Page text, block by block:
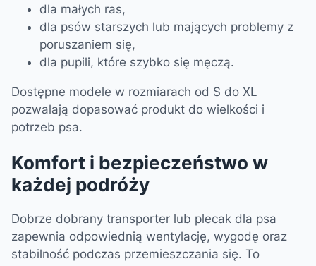
dla małych ras,
dla psów starszych lub mających problemy z
poruszaniem się,
dla pupili, które szybko się męczą.
Dostępne modele w rozmiarach od S do XL
pozwalają dopasować produkt do wielkości i
potrzeb psa.
Komfort i bezpieczeństwo w
każdej podróży
Dobrze dobrany transporter lub plecak dla psa
zapewnia odpowiednią wentylację, wygodę oraz
stabilność podczas przemieszczania się. To